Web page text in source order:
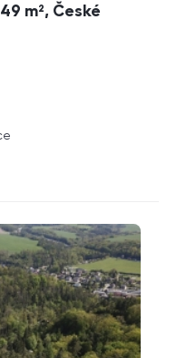
m², České